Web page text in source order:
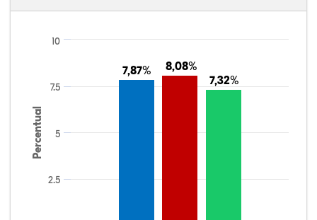
Percentual
7,87%
7,87% 8,08%
8,08%
7,32%
7,32%
2.5
5
7.5
10